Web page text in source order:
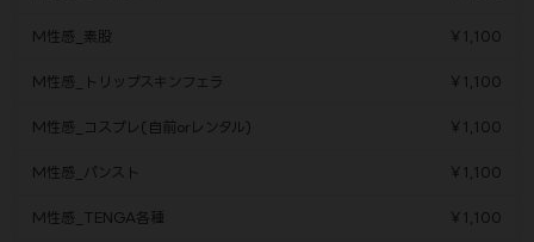
M性感_素股 ￥1,100
M性感_トリップスキンフェラ ￥1,100
M性感_コスプレ(自前orレンタル) ￥1,100
M性感_パンスト ￥1,100
M性感_TENGA各種 ￥1,100